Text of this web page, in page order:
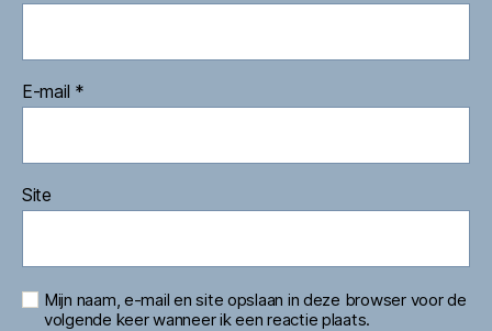
E-mail *
Site
Mijn naam, e-mail en site opslaan in deze browser voor de
volgende keer wanneer ik een reactie plaats.